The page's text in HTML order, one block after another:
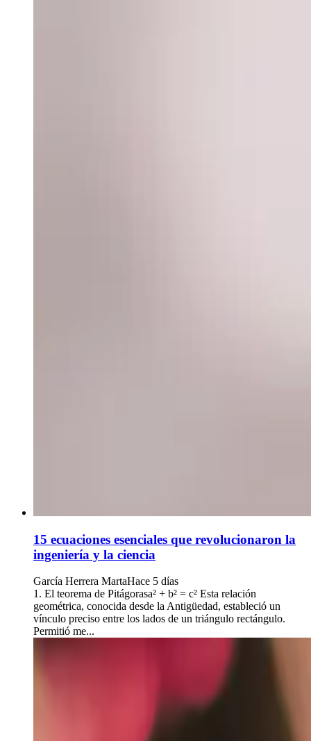
15 ecuaciones esenciales que revolucionaron la
ingeniería y la ciencia
García Herrera MartaHace 5 días
1. El teorema de Pitágorasa² + b² = c² Esta relación
geométrica, conocida desde la Antigüedad, estableció un
vínculo preciso entre los lados de un triángulo rectángulo.
Permitió me...